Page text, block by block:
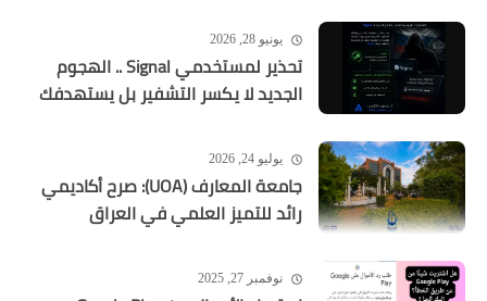
يونيو 28, 2026
تحذير لمستخدمي Signal .. الهجوم
الجديد لا يكسر التشفير بل يستهدفك
يوليو 24, 2026
جامعة المعارف (UOA): صرح أكاديمي
رائد للتميز العلمي في العراق
نوفمبر 27, 2025